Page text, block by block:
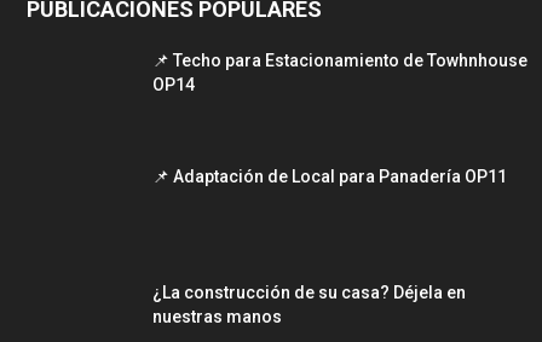
PUBLICACIONES POPULARES
📌 Techo para Estacionamiento de Towhnhouse
OP14
📌 Adaptación de Local para Panadería OP11
¿La construcción de su casa? Déjela en
nuestras manos